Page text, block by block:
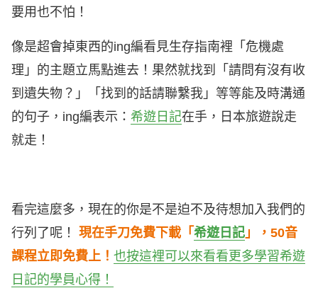
要用也不怕！
像是超會掉東西的ing編看見生存指南裡「危機處
理」的主題立馬點進去！果然就找到「請問有沒有收
到遺失物？」「找到的話請聯繫我」等等能及時溝通
的句子，ing編表示： 希遊日記在手，日本旅遊說走
就走！
看完這麼多，現在的你是不是迫不及待想加入我們的
行列了呢！ 現在手刀免費下載「 希遊日記 」，50音
課程立即免費上！ 也按這裡可以來看看更多學習希遊
日記的學員心得！